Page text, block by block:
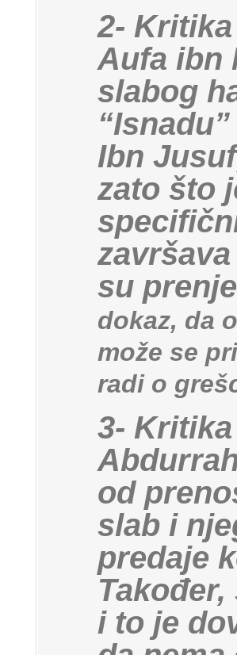
2-
Aufa ibn
slabog
Ibn
zato što
su
dokaz, da
može se
radi o
3-
od
slab i
predaje
i to je